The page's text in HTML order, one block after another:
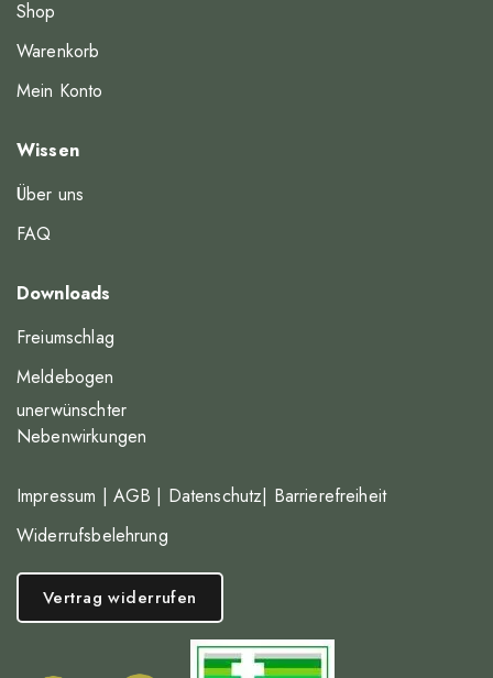
Shop
Warenkorb
Mein Konto
Wissen
Über uns
FAQ
Downloads
Freiumschlag
Meldebogen
unerwünschter
Nebenwirkungen
Impressum | AGB | Datenschutz| Barrierefreiheit
Widerrufsbelehrung
Vertrag widerrufen